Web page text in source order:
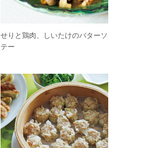
せりと鶏肉、しいたけのバターソ
テー